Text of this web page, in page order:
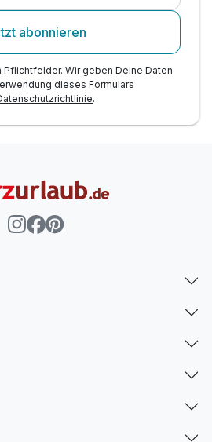
abonnieren
Pflichtfelder. Wir geben Deine Daten
dieses Formulars
.